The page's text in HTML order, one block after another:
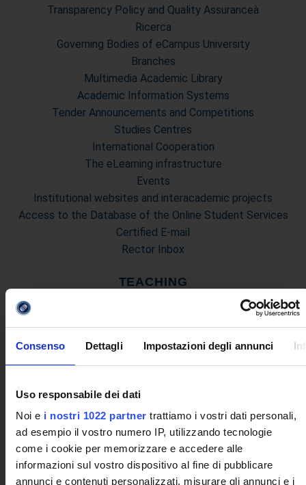
Consenso Dettagli Impostazioni degli annunci
Uso responsabile dei dati
Noi e i nostri 1022 partner trattiamo i vostri dati personali,
ad esempio il vostro numero IP, utilizzando tecnologie
come i cookie per memorizzare e accedere alle
informazioni sul vostro dispositivo al fine di pubblicare
annunci e contenuti personalizzati, misurare gli annunci e i
Transparency Policy and Quality Assuranceà
Ricerca
Governing Bodies of eCampus University
Branches
Multimedia Academic Library
Academic Information Systems
Tender Announcements and Competitions
Studies Centres
International Cooperation
The eLearning infrastructure
Events
Institutional websites and interacademic projects
Access to the Database of the Online Student Services
Certified E-mail
Rector Inbox
TEACHING
Research Doctorate
Qualifying educational programs for initial teacher training,
Certifications
Mondo Scuola post graduate training and qualifying
educational programs
Courses
Teaching Programmes